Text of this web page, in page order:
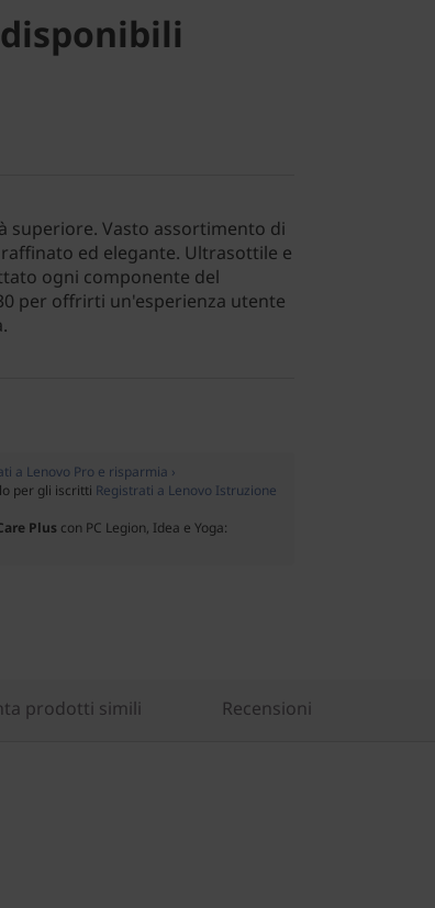
superiore. Vasto assortimento di
ed elegante. Ultrasottile e
ogni componente del
per offrirti un'esperienza utente
a Lenovo Pro e risparmia ›
per gli iscritti Registrati a Lenovo Istruzione
Plus con PC Legion, Idea e Yoga:
prodotti simili Recensioni